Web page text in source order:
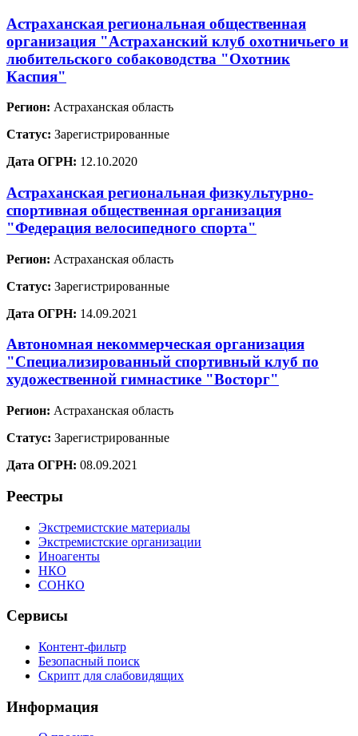
Астраханская региональная общественная
организация "Астраханский клуб охотничьего и
любительского собаководства "Охотник
Каспия"
Регион: Астраханская область
Статус: Зарегистрированные
Дата ОГРН: 12.10.2020
Астраханская региональная физкультурно-
спортивная общественная организация
"Федерация велосипедного спорта"
Регион: Астраханская область
Статус: Зарегистрированные
Дата ОГРН: 14.09.2021
Автономная некоммерческая организация
"Специализированный спортивный клуб по
художественной гимнастике "Восторг"
Регион: Астраханская область
Статус: Зарегистрированные
Дата ОГРН: 08.09.2021
Реестры
Экстремистские материалы
Экстремистские организации
Иноагенты
НКО
СОНКО
Сервисы
Контент-фильтр
Безопасный поиск
Скрипт для слабовидящих
Информация